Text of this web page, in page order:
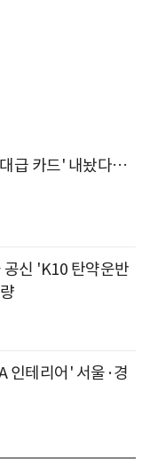
급 카드' 내놨다…
신 'K10 탄약운반
인테리어' 서울·경